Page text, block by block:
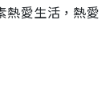
熱愛生活，熱愛